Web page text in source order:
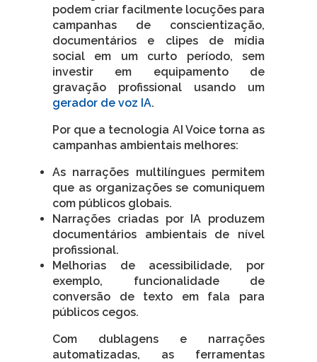
podem criar facilmente locuções para
campanhas de conscientização,
documentários e clipes de mídia
social em um curto período, sem
investir em equipamento de
gravação profissional usando um
gerador de voz IA.
Por que a tecnologia AI Voice torna as
campanhas ambientais melhores:
As narrações multilíngues permitem
que as organizações se comuniquem
com públicos globais.
Narrações criadas por IA produzem
documentários ambientais de nível
profissional.
Melhorias de acessibilidade, por
exemplo, funcionalidade de
conversão de texto em fala para
públicos cegos.
Com dublagens e narrações
automatizadas, as ferramentas